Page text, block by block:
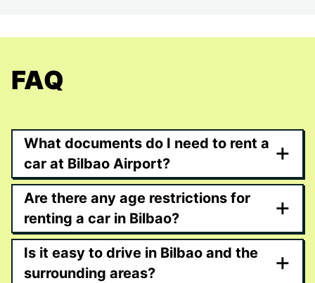
FAQ
What documents do I need to rent a
car at Bilbao Airport?
+
Are there any age restrictions for
renting a car in Bilbao?
+
Is it easy to drive in Bilbao and the
surrounding areas?
+